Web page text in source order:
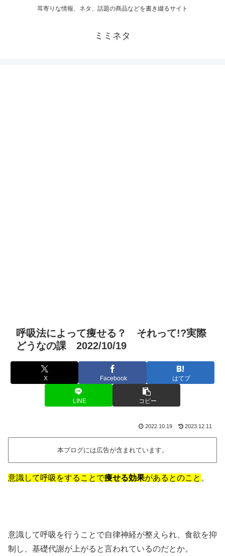
耳寄りな情報、ネタ、話題の商品などを書き綴るサイト
ミミネタ
呼吸法によって痩せる？ それって!?実際
どうなの課 2022/10/19
X Facebook はてブ
LINE コピー
2022.10.19 2023.12.11
本ブログには広告が含まれています。
意識して呼吸をすることで痩せる効果があるとのこと 。
意識して呼吸を行うことで自律神経が整えられ、食欲を抑
制し、基礎代謝が上がると言われているのだとか。